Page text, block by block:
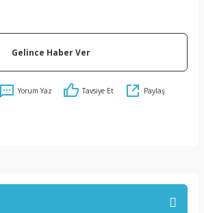
Gelince Haber Ver
Yorum Yaz Tavsiye Et Paylaş